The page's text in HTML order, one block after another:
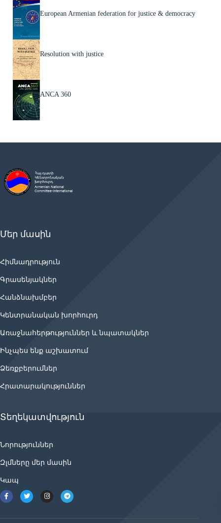
European Armenian federation for justice & democracy
Resolution with justice
ANCA 360
Մեր մասին
Հիմնադրություն
Գրասենյակներ
Հանձնախմբեր
Կենտրանական խորհուրդ
Առաջնահերթություններ և նպատակներ
Ինչպես ենք աշխատում
Ձեռքբերումներ
Հրատարակություններ
Տեղեկատվություն
Նորություններ
Զլմները մեր մասին
Կապ